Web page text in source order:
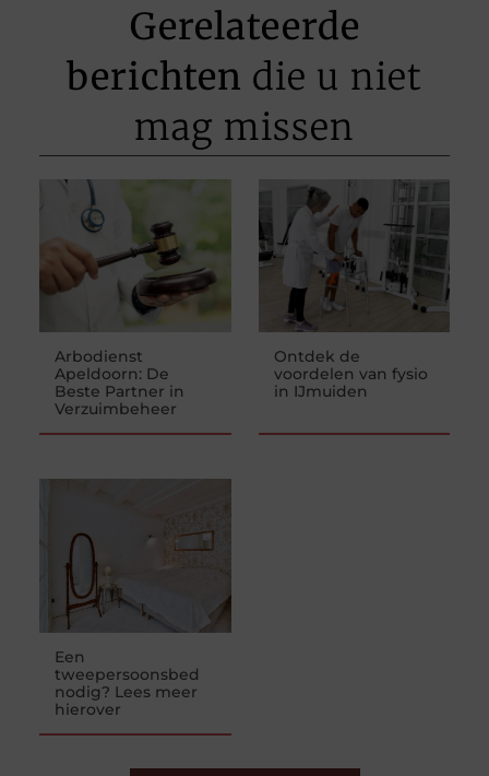
Gerelateerde
berichten die u niet
mag missen
Arbodienst
Apeldoorn: De
Beste Partner in
Verzuimbeheer
Ontdek de
voordelen van fysio
in IJmuiden
Een
tweepersoonsbed
nodig? Lees meer
hierover